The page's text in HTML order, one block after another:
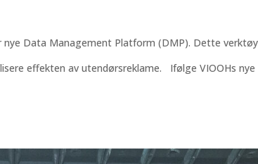
nye Data Management Platform (DMP). Dette
effekten av utendørsreklame. Ifølge VIOOHs nye